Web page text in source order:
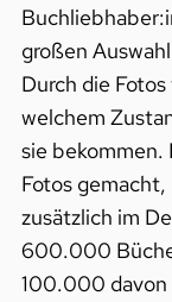
großen
Durch die
welchem
sie bekommen.
Fotos
zusätzlich im
600.000
100.000 davon